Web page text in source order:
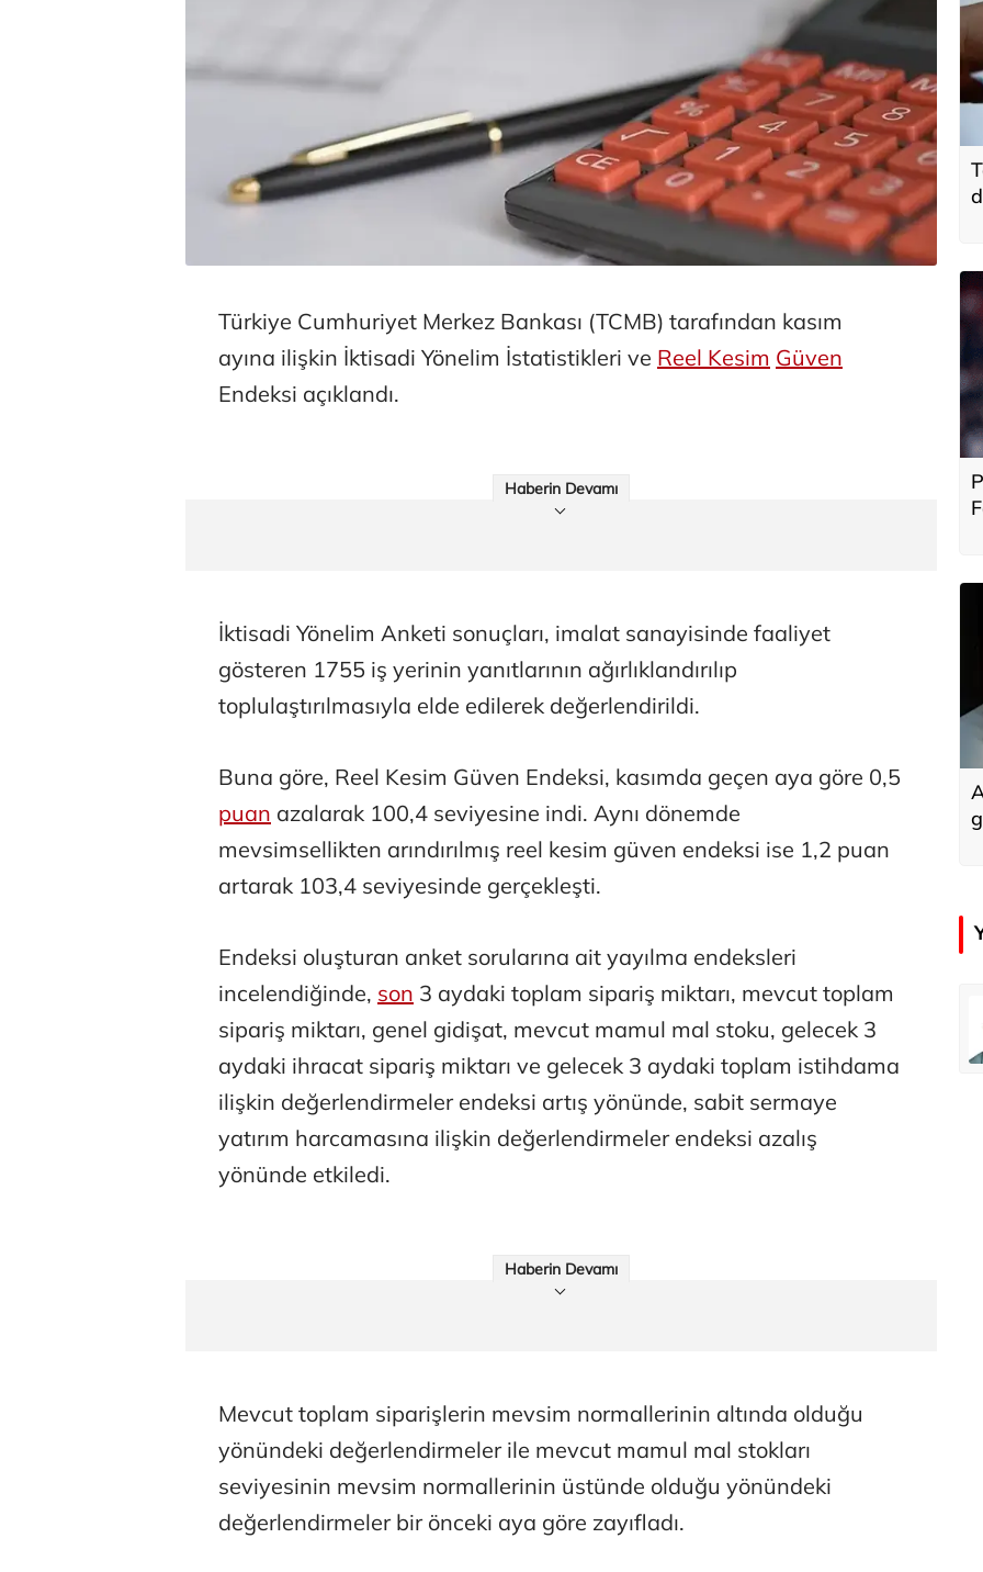
Türkiye Cumhuriyet Merkez Bankası (TCMB) tarafından kasım
ayına ilişkin İktisadi Yönelim İstatistikleri ve Reel Kesim Güven
Endeksi açıklandı.
Haberin Devamı
İktisadi Yönelim Anketi sonuçları, imalat sanayisinde faaliyet
gösteren 1755 iş yerinin yanıtlarının ağırlıklandırılıp
toplulaştırılmasıyla elde edilerek değerlendirildi.
Buna göre, Reel Kesim Güven Endeksi, kasımda geçen aya göre 0,5
puan azalarak 100,4 seviyesine indi. Aynı dönemde
mevsimsellikten arındırılmış reel kesim güven endeksi ise 1,2 puan
artarak 103,4 seviyesinde gerçekleşti.
Endeksi oluşturan anket sorularına ait yayılma endeksleri
incelendiğinde, son 3 aydaki toplam sipariş miktarı, mevcut toplam
sipariş miktarı, genel gidişat, mevcut mamul mal stoku, gelecek 3
aydaki ihracat sipariş miktarı ve gelecek 3 aydaki toplam istihdama
ilişkin değerlendirmeler endeksi artış yönünde, sabit sermaye
yatırım harcamasına ilişkin değerlendirmeler endeksi azalış
yönünde etkiledi.
Haberin Devamı
Mevcut toplam siparişlerin mevsim normallerinin altında olduğu
yönündeki değerlendirmeler ile mevcut mamul mal stokları
seviyesinin mevsim normallerinin üstünde olduğu yönündeki
değerlendirmeler bir önceki aya göre zayıfladı.
Atilay Kandemir
Mağaza açılışı
Özay Şendir
Abbas Güçlü
Mehmet Tez